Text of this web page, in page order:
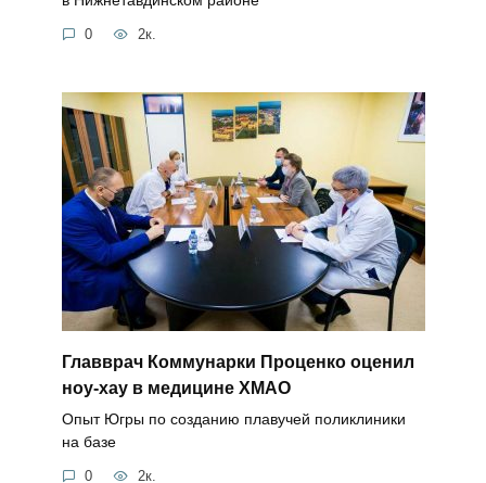
0 2к.
Главврач Коммунарки Проценко оценил
ноу-хау в медицине ХМАО
Опыт Югры по созданию плавучей поликлиники
на базе
0 2к.